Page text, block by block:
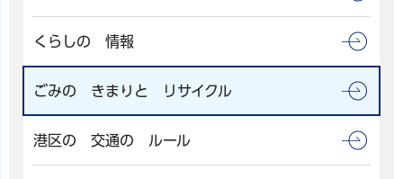
くらしの 情報
ごみの きまりと リサイクル
港区の 交通の ルール